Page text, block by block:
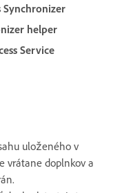
Synchronizer
helper
Service
uloženého v
vrátane doplnkov a